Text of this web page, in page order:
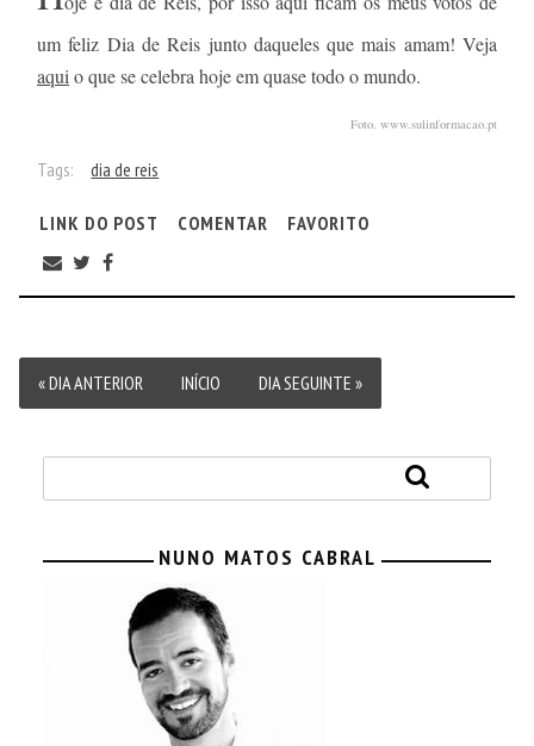
um feliz Dia de Reis junto daqueles que mais amam! Veja
aqui o que se celebra hoje em quase todo o mundo.
Foto. www.sulinformacao.pt
Tags: dia de reis
LINK DO POST COMENTAR FAVORITO
« DIA ANTERIOR INÍCIO DIA SEGUINTE »
NUNO MATOS CABRAL